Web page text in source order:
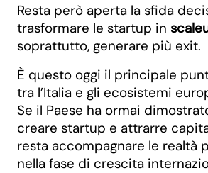
Resta però aperta la sfida
trasformare le startup in
soprattutto, generare più exit.
È questo oggi il principale
tra l’Italia e gli ecosistemi
Se il Paese ha ormai
creare startup e attrarre
resta accompagnare le realtà
nella fase di crescita